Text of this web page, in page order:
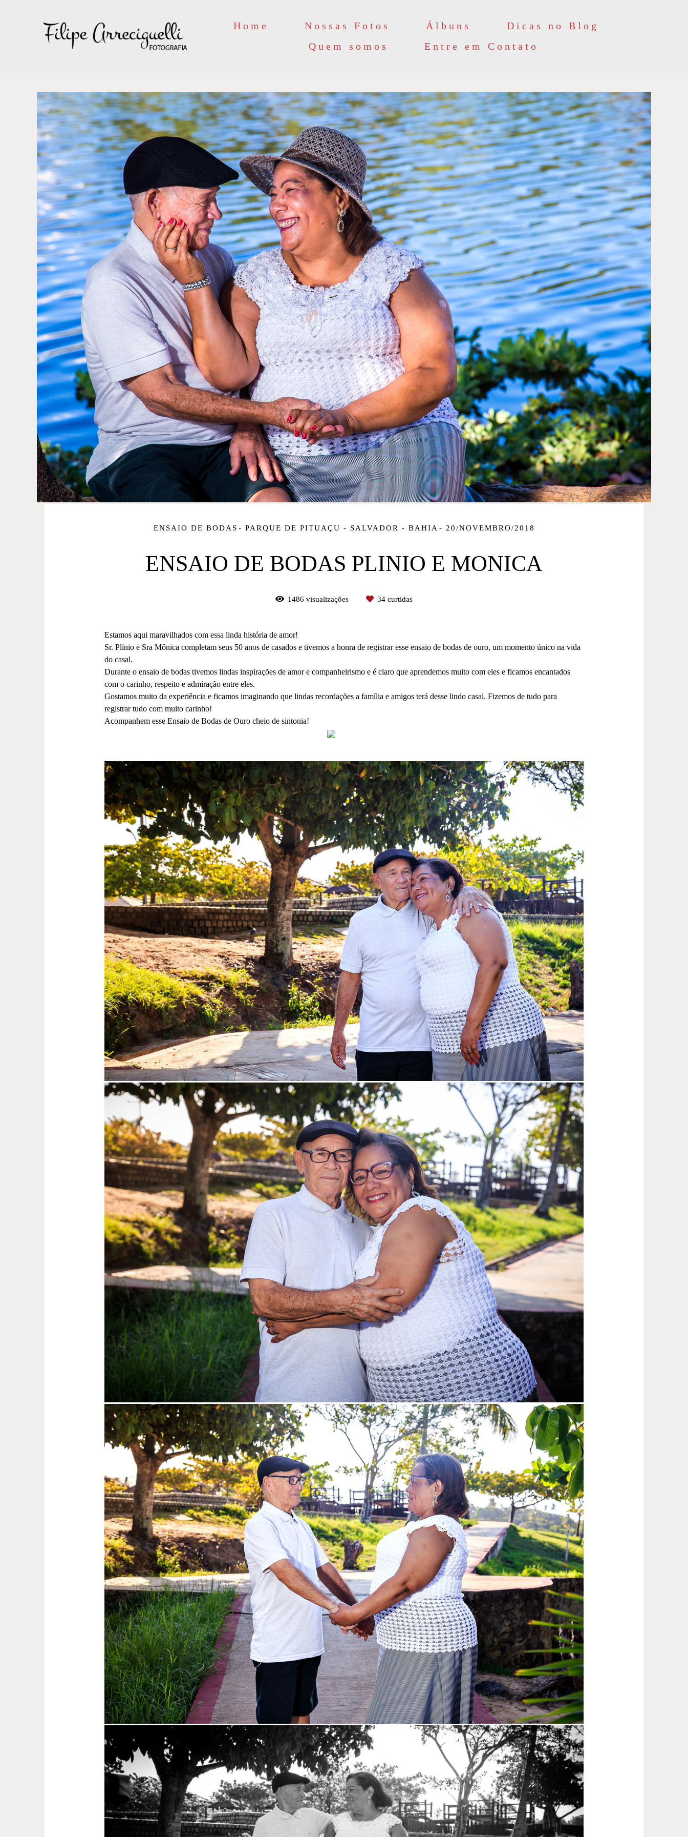
Home Nossas Fotos Álbuns
Dicas no Blog
Quem somos
Entre em Contato
ENSAIO DE BODAS PARQUE DE PITUAÇU - SALVADOR - BAHIA 20/NOVEMBRO/2018
ENSAIO DE BODAS PLINIO E MONICA
1486 visualizações 34 curtidas
Estamos aqui maravilhados com essa linda história de amor!
Sr. Plínio e Sra Mônica completam seus 50 anos de casados e tivemos a honra de registrar esse ensaio de bodas de ouro, um momento único na vida
do casal.
Durante o ensaio de bodas tivemos lindas inspirações de amor e companheirismo e é claro que aprendemos muito com eles e ficamos encantados
com o carinho, respeito e admiração entre eles.
Gostamos muito da experiência e ficamos imaginando que lindas recordações a família e amigos terá desse lindo casal. Fizemos de tudo para
registrar tudo com muito carinho!
Acompanhem esse Ensaio de Bodas de Ouro cheio de sintonia!